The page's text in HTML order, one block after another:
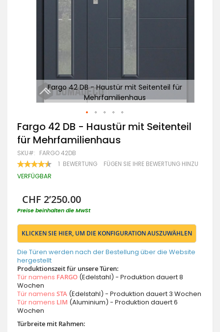
Fargo 42 DB - Haustür mit Seitenteil für
Mehrfamilienhaus
Zum
Anfang
der
Bildgalerie
springen
Fargo 42 DB - Haustür mit Seitenteil
für Mehrfamilienhaus
SKU FARGO 42DB
BEWERTUNG:
100
1 BEWERTUNG FÜGEN SIE IHRE BEWERTUNG HINZU
VERFÜGBAR
CHF 2’250.00
Preise beinhalten die MwSt
KLICKEN SIE HIER, UM DIE KONFIGURATION AUSZUWÄHLEN
Die Türen werden nach der Bestellung über die Website
hergestellt
Produktionszeit für unsere Türen:
Tür namens FARGO (Edelstahl) - Produktion dauert 8
Wochen
Tür namens STA (Edelstahl) - Produktion dauert 3 Wochen
Tür namens LIM (Aluminium) - Produktion dauert 6
Wochen
Türbreite mit Rahmen: